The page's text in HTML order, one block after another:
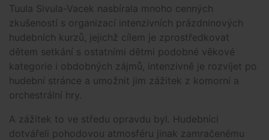
Tuula Sivula-Vacek nasbírala mnoho cenných
zkušeností s organizací intenzivních prázdninových
hudebních kurzů, jejichž cílem je zprostředkovat
dětem setkání s ostatními dětmi podobné věkové
kategorie i obdobných zájmů, intenzivně je rozvíjet po
hudební stránce a umožnit jim zážitek z komorní a
orchestrální hry.
A zážitek to ve středu opravdu byl. Hudebníci
dotvářeli pohodovou atmosféru jinak zamračenému